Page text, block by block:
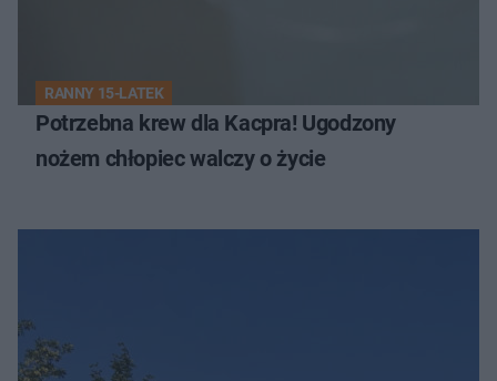
RANNY 15-LATEK
Potrzebna krew dla Kacpra! Ugodzony
nożem chłopiec walczy o życie